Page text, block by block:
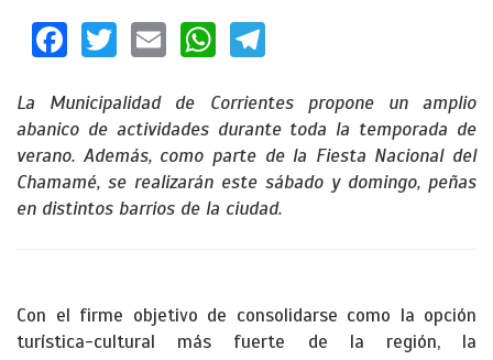
Facebook
TwitterEmailWhatsApp
La Municipalidad de Corrientes propone un amplio
abanico de actividades durante toda la temporada de
verano. Además, como parte de la Fiesta Nacional del
Chamamé, se realizarán este sábado y domingo, peñas
en distintos barrios de la ciudad.
Con el firme objetivo de consolidarse como la opción
turística-cultural más fuerte de la región, la